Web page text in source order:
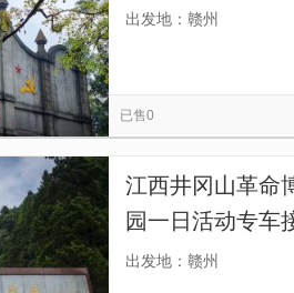
出发，舒适动车
出发地：赣州
已售0
江西井冈山革命
园一日活动专车
专车接送，】
出发地：赣州